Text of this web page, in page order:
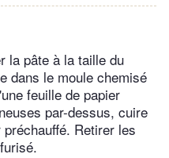
la pâte à la taille du
dans le moule chemisé
feuille de papier
par-dessus, cuire
Retirer les